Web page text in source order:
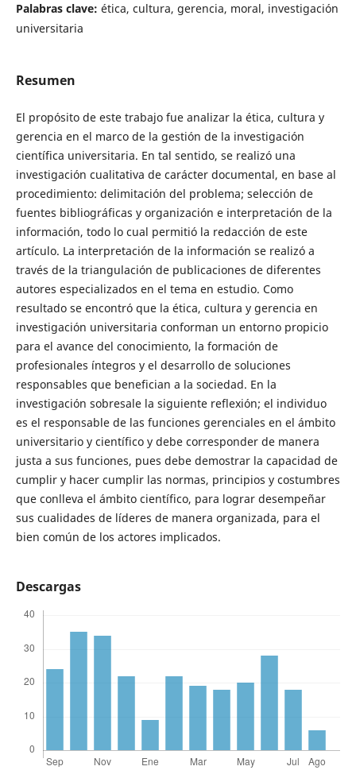
Palabras clave: ética, cultura, gerencia, moral, investigación
universitaria
Resumen
El propósito de este trabajo fue analizar la ética, cultura y
gerencia en el marco de la gestión de la investigación
científica universitaria. En tal sentido, se realizó una
investigación cualitativa de carácter documental, en base al
procedimiento: delimitación del problema; selección de
fuentes bibliográficas y organización e interpretación de la
información, todo lo cual permitió la redacción de este
artículo. La interpretación de la información se realizó a
través de la triangulación de publicaciones de diferentes
autores especializados en el tema en estudio. Como
resultado se encontró que la ética, cultura y gerencia en
investigación universitaria conforman un entorno propicio
para el avance del conocimiento, la formación de
profesionales íntegros y el desarrollo de soluciones
responsables que benefician a la sociedad. En la
investigación sobresale la siguiente reflexión; el individuo
es el responsable de las funciones gerenciales en el ámbito
universitario y científico y debe corresponder de manera
justa a sus funciones, pues debe demostrar la capacidad de
cumplir y hacer cumplir las normas, principios y costumbres
que conlleva el ámbito científico, para lograr desempeñar
sus cualidades de líderes de manera organizada, para el
bien común de los actores implicados.
Descargas